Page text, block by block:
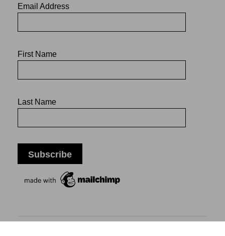
Email Address
First Name
Last Name